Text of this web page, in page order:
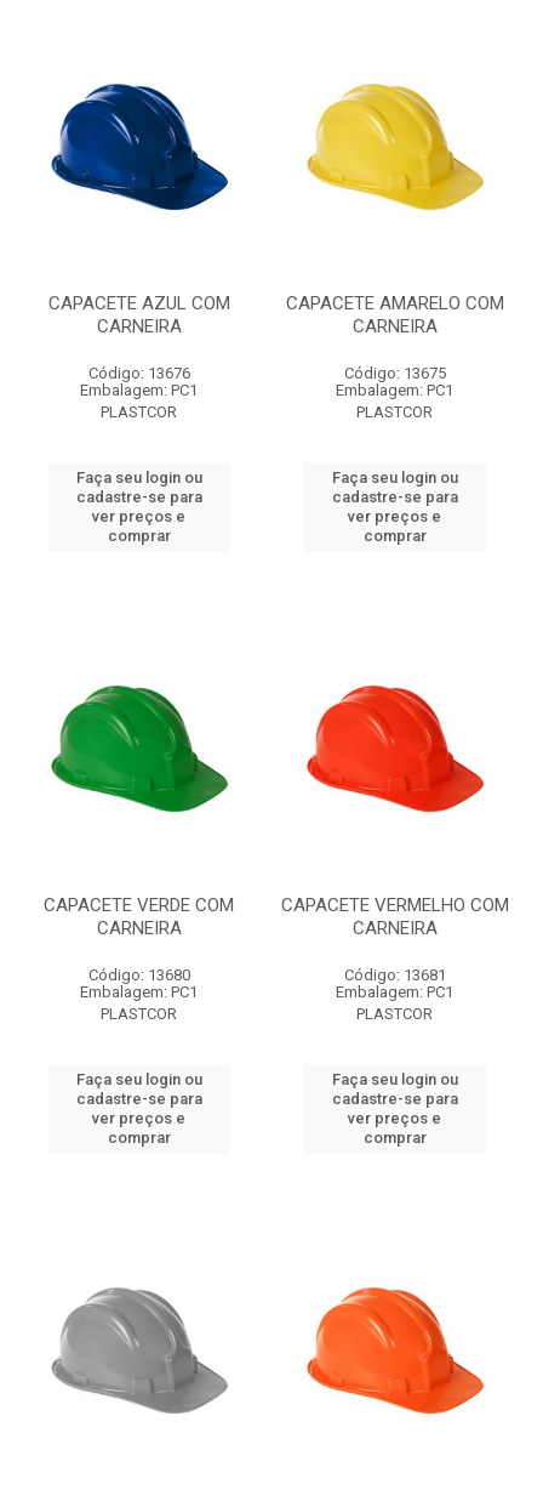
CAPACETE AZUL COM
CARNEIRA
Código: 13676
Embalagem: PC1
PLASTCOR
Faça seu login ou
cadastre-se para
ver preços e
comprar
CAPACETE AMARELO COM
CARNEIRA
Código: 13675
Embalagem: PC1
PLASTCOR
Faça seu login ou
cadastre-se para
ver preços e
comprar
CAPACETE VERDE COM
CARNEIRA
Código: 13680
Embalagem: PC1
PLASTCOR
Faça seu login ou
cadastre-se para
ver preços e
comprar
CAPACETE VERMELHO COM
CARNEIRA
Código: 13681
Embalagem: PC1
PLASTCOR
Faça seu login ou
cadastre-se para
ver preços e
comprar